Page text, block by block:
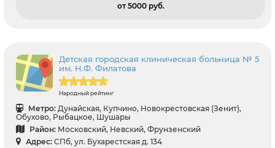
от 5000 pуб.
Детская городская клиническая больница № 5
им. Н.Ф. Филатова
Народный рейтинг
Метро: Дунайская, Купчино, Новокрестовская (Зенит),
Обухово, Рыбацкое, Шушары
Район: Московский, Невский, Фрунзенский
Адрес: СПб, ул. Бухарестская д. 134